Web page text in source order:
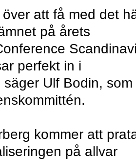
att få med det
på årets
perfekt in i
säger Ulf Bodin, som
kommer att
på allvar